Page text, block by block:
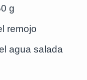
g
remojo
agua salada